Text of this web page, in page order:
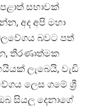
සභාවක්
අද අපි මහා
බවට පත්
තීරණාත්මක
ලැබෙයි, වැඩි
ලෙස ගමේ ශ්‍රී
සියලු දෙනාගේ